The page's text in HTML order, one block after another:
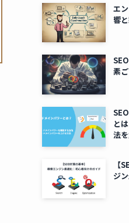
エ
響
素
と
法
【
ジ